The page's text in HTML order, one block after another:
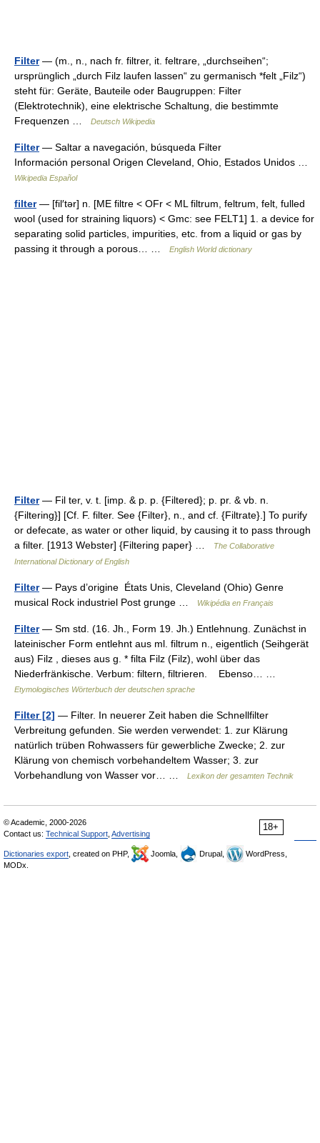
Filter— (m., n., nach fr. filtrer, it. feltrare, „durchseihen“;
ursprünglich „durch Filz laufen lassen“ zu germanisch *felt „Filz“)
steht für: Geräte, Bauteile oder Baugruppen: Filter
(Elektrotechnik), eine elektrische Schaltung, die bestimmte
Frequenzen …
Deutsch Wikipedia
Filter— Saltar a navegación, búsqueda Filter
Información personal Origen Cleveland, Ohio, Estados Unidos …
Wikipedia Español
filter— [fil′tər] n. [ME filtre < OFr < ML filtrum, feltrum, felt, fulled
wool (used for straining liquors) < Gmc: see FELT1] 1. a device for
separating solid particles, impurities, etc. from a liquid or gas by
passing it through a porous… …
English World dictionary
Filter— Fil ter, v. t. [imp. & p. p. {Filtered}; p. pr. & vb. n.
{Filtering}] [Cf. F. filter. See {Filter}, n., and cf. {Filtrate}.] To purify
or defecate, as water or other liquid, by causing it to pass through
a filter. [1913 Webster] {Filtering paper} …
The Collaborative
International Dictionary of English
Filter— Pays d’origine États Unis, Cleveland (Ohio) Genre
musical Rock industriel Post grunge …
Wikipédia en Français
Filter— Sm std. (16. Jh., Form 19. Jh.) Entlehnung. Zunächst in
lateinischer Form entlehnt aus ml. filtrum n., eigentlich (Seihgerät
aus) Filz , dieses aus g. * filta Filz (Filz), wohl über das
Niederfränkische. Verbum: filtern, filtrieren. Ebenso… …
Etymologisches Wörterbuch der deutschen sprache
Filter [2] — Filter. In neuerer Zeit haben die Schnellfilter
Verbreitung gefunden. Sie werden verwendet: 1. zur Klärung
natürlich trüben Rohwassers für gewerbliche Zwecke; 2. zur
Klärung von chemisch vorbehandeltem Wasser; 3. zur
Vorbehandlung von Wasser vor… …
Lexikon der gesamten Technik
18+
© Academic, 2000-2026
Contact us: Technical Support Advertising
Dictionaries export , created on PHP, Joomla, Drupal,
WordPress,
MODx.